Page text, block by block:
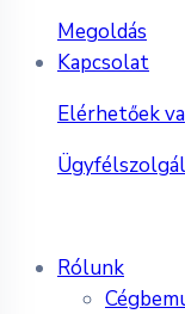
Megoldás
Kapcsolat
Elérhetőek
Rólunk